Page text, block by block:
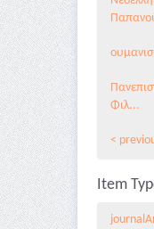
Φιλ...
<
Item